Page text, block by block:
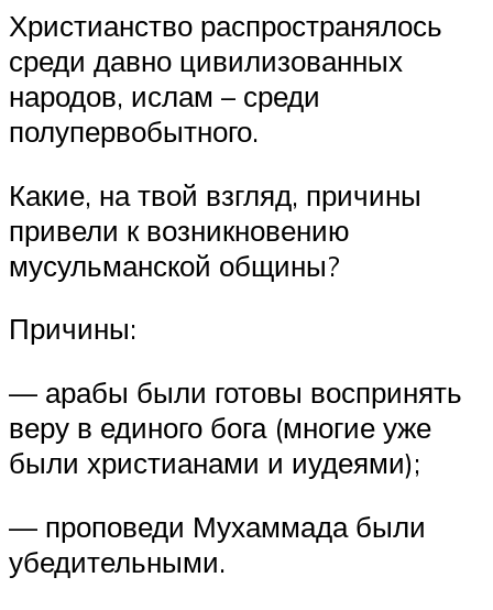
Христианство распространялось
среди давно цивилизованных
народов, ислам – среди
полупервобытного.
Какие, на твой взгляд, причины
привели к возникновению
мусульманской общины?
Причины:
— арабы были готовы воспринять
веру в единого бога (многие уже
были христианами и иудеями);
— проповеди Мухаммада были
убедительными.